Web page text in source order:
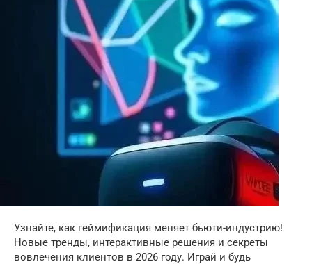
Узнайте, как геймификация меняет бьюти-индустрию!
Новые тренды, интерактивные решения и секреты
вовлечения клиентов в 2026 году. Играй и будь